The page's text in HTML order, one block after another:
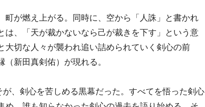
町が燃え上がる。同時に、空から「人誅」と書かれ
は、「天が裁かないなら己が裁きを下す」という意
切な人々が襲われ追い詰められていく剣心の前
新田真剣佑）が現れる。
が、剣心を苦しめる黒幕だった。すべてを悟った剣心